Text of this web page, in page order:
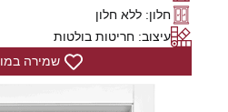
חלון: ללא חלון
עיצוב: חריטות בולטות
שמירה במועדפים